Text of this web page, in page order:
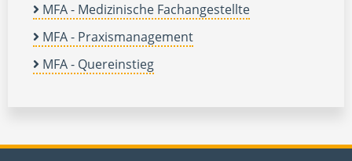
MFA - Medizinische Fachangestellte
MFA - Praxismanagement
MFA - Quereinstieg